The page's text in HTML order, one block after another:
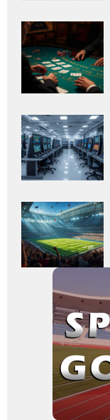
Adaugă
aici textul
pentru
subtitlu
Adaugă
aici textul
pentru
subtitlu
Adaugă
aici textul
pentru
subtitlu